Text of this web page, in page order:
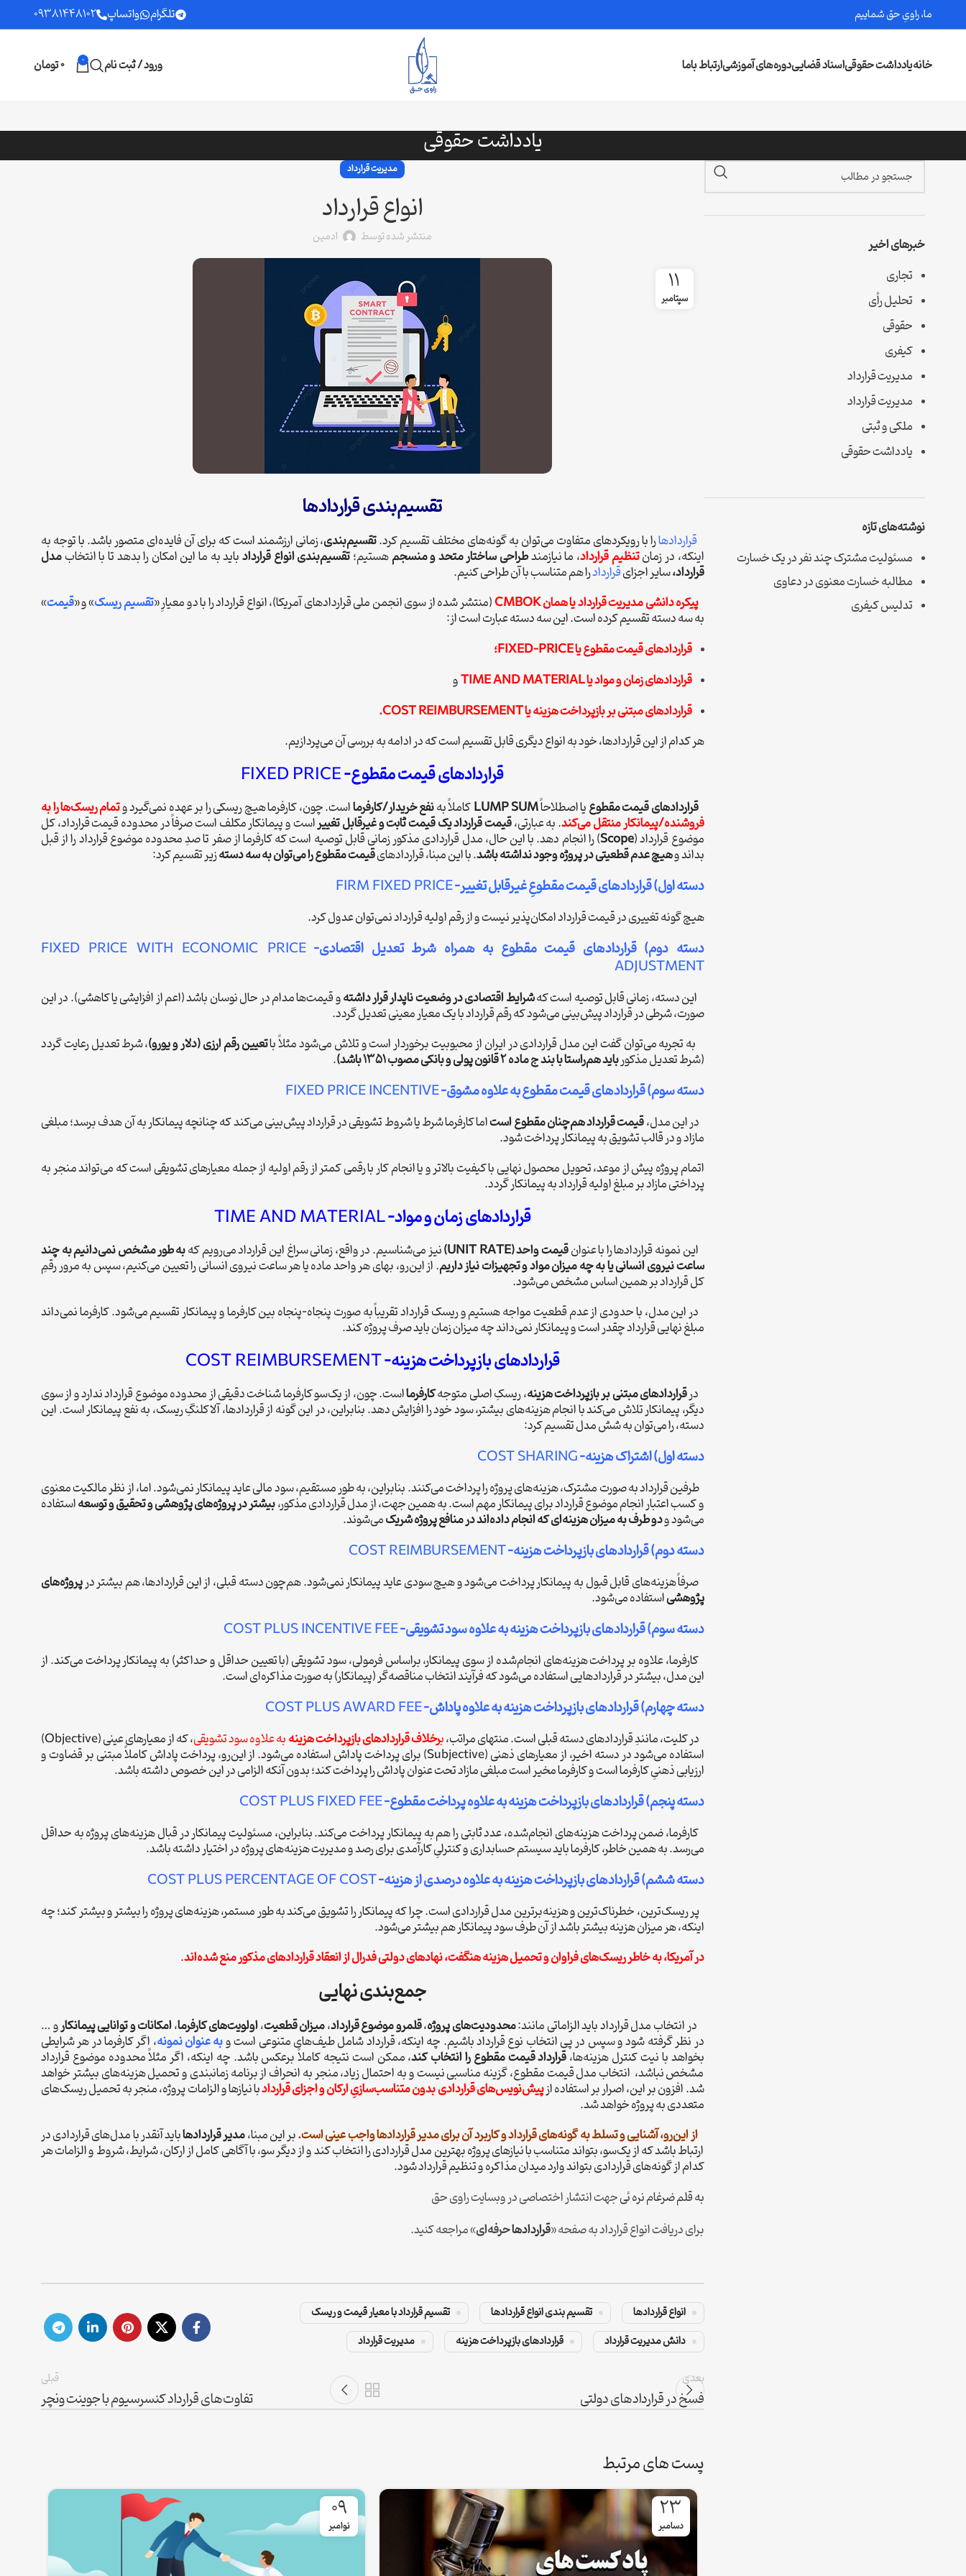
ما، راویِ حق شماییم تلگرام واتساپ 09381448102
خانهیادداشت حقوقیاسناد قضاییدوره‌های آموزشیارتباط باما ورود / ثبت نام 0
0تومان
یادداشت حقوقی
مدیریت قرارداد
انواع قرارداد
منتشر شده توسط ادمین
11
سپتامبر
تقسیم‌بندی قراردادها
قراردادهارا با رویکردهای متفاوت می‌توان به گونه‌های مختلف تقسیم کرد.تقسیم‌بندی، زمانی ارزشمند است که برای آن فایده‌ای متصور باشد. با توجه به
اینکه، در زمانتنظیم قرارداد، ما نیازمندطراحی ساختار متحد و منسجم هستیم؛ تقسیم‌بندی انواع قرارداد باید به ما این امکان را بدهد تا با انتخاب مدل
قرارداد،سایر اجزایقراردادرا هم متناسب با آن طراحی کنیم.
پیکره دانشی مدیریت قرارداد یا همان CMBOK
(منتشر شده از سوی انجمن ملی قراردادهای آمریکا)، انواع قرارداد را با دو معیارِ «تقسیم ریسک» و «قیمت»
به سه دسته تقسیم کرده است. این سه دسته عبارت است از:
قراردادهای قیمت مقطوع یا FIXED-PRICE؛
قراردادهای زمان و مواد یا TIME AND MATERIAL
و
قراردادهای مبتنی بر بازپرداخت هزینه یا COST REIMBURSEMENT.
هر کدام از این قراردادها، خود به انواع دیگری قابل تقسیم است که در ادامه به بررسی آن می‌پردازیم.
قراردادهای قیمت مقطوع-FIXED PRICE
قراردادهای قیمت مقطوع یا اصطلاحاًLUMP SUM کاملاً بهنفع خریدار/کارفرمااست. چون، کارفرما هیچ ریسکی را بر عهده نمی‌گیرد وتمام ریسک‌ها را به
فروشنده/پیمانکار منتقل می‌کند. به عبارتی،قیمت قرارداد یک قیمت ثابت و غیرقابل تغییراست و پیمانکار مکلف است صرفاً در محدوده قیمت قرارداد، کل
موضوع قرارداد (Scope) را انجام دهد. با این حال، مدل قراردادی مذکور زمانی قابل توصیه است که کارفرما از صفر تا صدِ محدوده موضوع قرارداد را از قبل
بداند وهیچ عدم قطعیتی در پروژه وجود نداشته باشد. با این مبنا، قراردادهایقیمت مقطوع را می‌توان به سه دستهزیر تقسیم کرد:
دسته اول) قراردادهای قیمت مقطوعِ غیرقابل تغییر-FIRM FIXED PRICE
هیچ گونه تغییری در قیمت قرارداد امکان‌پذیر نیست و از رقم اولیه قرارداد نمی‌توان عدول کرد.
دسته دوم) قراردادهای قیمت مقطوع به همراه شرط تعدیل اقتصادی-FIXED PRICE WITH ECONOMIC PRICE
ADJUSTMENT
این دسته، زمانی قابل توصیه است کهشرایط اقتصادی در وضعیت ناپدار قرار داشتهو قیمت‌ها مدام در حال نوسان باشد (اعم از افزایشی یا کاهشی). در این
صورت، شرطی در قرارداد پیش‌بینی می‌شود که رقم قرارداد با یک معیار معینی تعدیل گردد.
به تجربه می‌توان گفت این مدل قراردادی در ایران از محبوبیت برخوردار است و تلاش می‌شود مثلاً باتعیین رقم ارزی (دلار و یورو)، شرط تعدیل رعایت گردد
(شرط تعدیل مذکورباید هم‌راستا با بند ج ماده 2 قانون پولی و بانکی مصوب 1351 باشد) .
دسته سوم) قراردادهای قیمت مقطوع به علاوه مشوق-FIXED PRICE INCENTIVE
در این مدل،قیمت قرارداد هم‌چنان مقطوع استاما کارفرما شرط یا شروط تشویقی در قرارداد پیش‌بینی می‌کند که چنانچه پیمانکار به آن هدف برسد؛ مبلغی
مازاد و در قالب تشویق به پیمانکار پرداخت شود.
اتمام پروژه پیش از موعد، تحویل محصول نهایی با کیفیت بالاتر و یا انجام کار با رقمی کمتر از رقم اولیه از جمله معیارهای تشویقی است که می‌تواند منجر به
پرداختی مازاد بر مبلغ اولیه قرارداد به پیمانکار گردد.
قراردادهای زمان و مواد-TIME AND MATERIAL
این نمونه قراردادها را با عنوانقیمت واحد (UNIT RATE) نیز می‌شناسیم. در واقع، زمانی سراغ این قرارداد می‌رویم کهبه طور مشخص نمی‌دانیم به چند
ساعت نیروی انسانی یا به چه میزان مواد و تجهیزات نیاز داریم. از این‌رو، بهای هر واحد ماده یا هر ساعت نیروی انسانی را تعیین می‌کنیم، سپس به مرور رقمِ
کل قرارداد بر همین اساس مشخص می‌شود.
در این مدل، با حدودی از عدم قطعیت مواجه هستیم و ریسک قرارداد تقریباً به صورت پنجاه-پنجاه بین کارفرما و پیمانکار تقسیم می‌شود. کارفرما نمی‌داند
مبلغ نهایی قرارداد چقدر است و پیمانکار نمی‌داند چه میزان زمان باید صرف پروژه کند.
قراردادهای بازپرداخت هزینه-COST REIMBURSEMENT
درقراردادهای مبتنی بر بازپرداخت هزینه، ریسکِ اصلی متوجهکارفرمااست. چون، از یک‌سو کارفرما شناخت دقیقی از محدوده موضوع قرارداد ندارد و از سوی
دیگر، پیمانکار تلاش می‌کند با انجام هزینه‌های بیشتر، سود خود را افزایش دهد. بنابراین، در این گونه از قراردادها، آلاکلنگِ ریسک، به نفع پیمانکار است. این
دسته، را می‌توان به شش مدل تقسیم کرد:
دسته اول) اشتراک هزینه-COST SHARING
طرفین قرارداد به صورت مشترک، هزینه‌های پروژه را پرداخت می‌کنند. بنابراین، به طور مستقیم، سود مالی عاید پیمانکار نمی‌شود. اما، از نظر مالکیت معنوی
و کسب اعتبار انجام موضوع قرارداد برای پیمانکار مهم است. به همین جهت، از مدل قراردادی مذکور،بیشتر در پروژه‌های پژوهشی و تحقیق و توسعهاستفاده
می‌شود ودو طرف به میزان هزینه‌ای که انجام داده‌اند در منافع پروژه شریکمی‌شوند.
دسته دوم) قراردادهای بازپرداخت هزینه-COST REIMBURSEMENT
صرفاً هزینه‌های قابل قبول به پیمانکار پرداخت می‌شود و هیچ سودی عاید پیمانکار نمی‌شود. هم‌چون دسته قبلی، از این قراردادها، هم بیشتر درپروژه‌های
پژوهشیاستفاده می‌شود.
دسته سوم) قراردادهای بازپرداخت هزینه به علاوه سود تشویقی-COST PLUS INCENTIVE FEE
کارفرما، علاوه بر پرداخت هزینه‌های انجام‌شده از سوی پیمانکار، براساس فرمولی، سود تشویقی (با تعیین حداقل و حداکثر) به پیمانکار پرداخت می‌کند. از
این مدل، بیشتر در قراردادهایی استفاده می‌شود که فرآیند انتخاب مناقصه‌گر (پیمانکار) به صورت مذاکره‌ای است.
دسته چهارم) قراردادهای بازپرداخت هزینه به علاوه پاداش-COST PLUS AWARD FEE
در کلیت، مانندِ قراردادهای دسته قبلی است. منتهای مراتب،برخلاف قراردادهای بازپرداخت هزینه به علاوه سود تشویقی
، که از معیارهای عینی (Objective)
استفاده می‌شود در دسته اخیر، از معیارهای ذهنی (Subjective) برای پرداخت پاداش استفاده می‌شود. از این‌رو، پرداخت پاداش کاملاً مبتنی بر قضاوت و
ارزیابی ذهنیِ کارفرما است و کارفرما مخیر است مبلغی مازاد تحت عنوان پاداش را پرداخت کند؛ بدون آنکه الزامی در این خصوص داشته باشد.
دسته پنجم) قراردادهای بازپرداخت هزینه به علاوه پرداخت مقطوع-COST PLUS FIXED FEE
کارفرما، ضمن پرداخت هزینه‌های انجام‌شده، عدد ثابتی را هم به پیمانکار پرداخت می‌کند. بنابراین، مسئولیت پیمانکار در قبال هزینه‌های پروژه به حداقل
می‌رسد. به همین خاطر، کارفرما باید سیستم حسابداری و کنترلیِ کارآمدی برای رصد و مدیریت هزینه‌های پروژه در اختیار داشته باشد.
دسته ششم) قراردادهای بازپرداخت هزینه به علاوه درصدی از هزینه-COST PLUS PERCENTAGE OF COST
پر ریسک‌ترین، خطرناک‌ترین و هزینه‌برترین مدل قراردادی است. چرا که پیمانکار را تشویق می‌کند به طور مستمر، هزینه‌های پروژه را بیشتر و بیشتر کند؛ چه
اینکه، هر میزان هزینه بیشتر باشد از آن طرف سود پیمانکار هم بیشتر می‌شود.
در آمریکا، به خاطر ریسک‌های فراوان و تحمیل هزینه هنگفت، نهادهای دولتی فدرال از انعقاد قراردادهای مذکور منع شده‌اند.
جمع‌بندی نهایی
در انتخاب مدل قرارداد باید الزاماتی مانند:محدودیت‌های پروژه،قلمرو موضوع قرارداد،میزان قطعیت،اولویت‌های کارفرما،امکانات و توانایی پیمانکارو …
در نظر گرفته شود و سپس در پی انتخاب نوع قرارداد باشیم. چه اینکه، قرارداد شامل طیف‌های متنوعی است وبه عنوان نمونه، اگر کارفرما در هر شرایطی
بخواهد با نیت کنترل هزینه‌ها، قرارداد قیمت مقطوع را انتخاب کند، ممکن است نتیجه کاملاً برعکس باشد. چه اینکه، اگر مثلاً محدوده موضوع قرارداد
مشخص نباشد، انتخاب مدل قیمت مقطوع، گزینه مناسبی نیست و به احتمال زیاد، منجر به انحراف از برنامه زمانبندی و تحمیل هزینه‌های بیشتر خواهد
شد. افزون بر این، اصرار بر استفاده ازپیش‌نویس‌های قراردادی بدون متناسب‌سازیِ ارکان و اجزای قراردادبا نیازها و الزامات پروژه، منجر به تحمیل ریسک‌های
متعددی به پروژه خواهد شد.
از این‌رو، آشنایی و تسلط به گونه‌های قرارداد و کاربرد آن برای مدیر قراردادها واجب عینی است.بر این مبنا،مدیر قراردادهاباید آنقدر با مدل‌های قراردادی در
ارتباط باشد که از یک‌سو، بتواند متناسب با نیازهای پروژه بهترین مدل قراردادی را انتخاب کند و از دیگر سو، با آگاهی کامل از ارکان، شرایط، شروط و الزامات هر
کدام از گونه‌های قراردادی بتواند وارد میدان مذاکره و تنظیم قرارداد شود.
به قلم ضرغام نره‌ ئیجهت انتشار اختصاصی در وبسایت راوی حق
برای دریافت انواع قرارداد به صفحه «قراردادهاحرفه‌ای» مراجعه کنید.
انواع قراردادها تقسیم بندی انواع قراردادها
تقسیم قرارداد با معیار قیمت و ریسک
دانش مدیریت قرارداد
قراردادهای بازپرداخت هزینه مدیریت قرارداد
بعدی
فسخ در قراردادهای دولتی
قبلی
تفاوت‌های قرارداد کنسرسیوم با جوینت ونچر
پست های مرتبط
23
دسامبر
09
نوامبر
خبرهای اخیر
تجاری
تحلیل رأی
حقوقی
کیفری
مدیریت قرارداد
مدیریت قرارداد
ملکی و ثبتی
یادداشت حقوقی
نوشته‌های تازه
مسئولیت مشترک چند نفر در یک خسارت
مطالبه خسارت معنوی در دعاوی
تدلیس کیفری